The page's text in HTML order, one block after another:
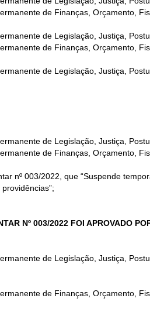
de Finanças, Orçamento,
de Legislação, Justiça,
de Finanças, Orçamento,
de Legislação, Justiça,
de Legislação, Justiça,
de Finanças, Orçamento,
nº 003/2022, que “Suspende
Nº 003/2022 FOI APROVADO
de Legislação, Justiça,
de Finanças, Orçamento,